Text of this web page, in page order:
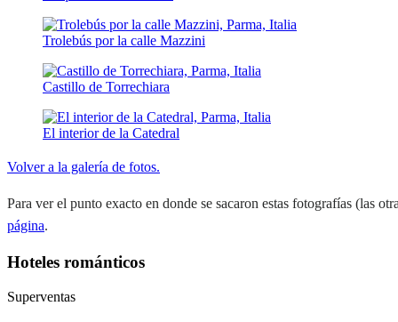
Trolebús por la calle Mazzini
Castillo de Torrechiara
El interior de la Catedral
Volver a la galería de fotos.
Para ver el punto exacto en donde se sacaron estas fotografías (las
página.
Hoteles románticos
Superventas